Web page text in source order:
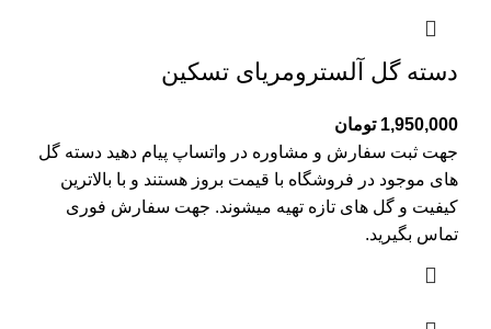
دسته گل آلسترومریای تسکین
1,950,000 تومان
جهت ثبت سفارش و مشاوره در واتساپ پیام دهید دسته گل
های موجود در فروشگاه با قیمت بروز هستند و با بالاترین
کیفیت و گل های تازه تهیه میشوند. جهت سفارش فوری
تماس بگیرید.